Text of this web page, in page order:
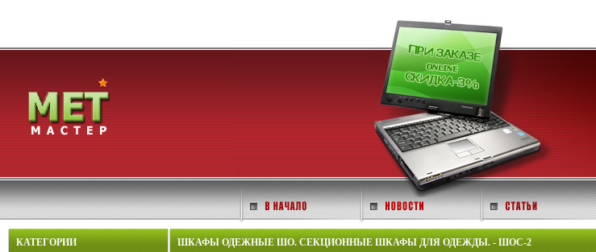
КАТЕГОРИИ ШКАФЫ ОДЕЖНЫЕ ШО. СЕКЦИОННЫЕ ШКАФЫ ДЛЯ ОДЕЖДЫ. - ШОС-2